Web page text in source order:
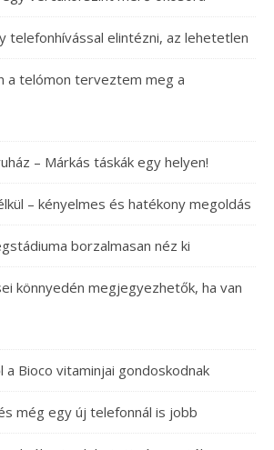
telefonhívással elintézni, az lehetetlen
a telómon terveztem meg a
– Márkás táskák egy helyen!
– kényelmes és hatékony megoldás
borzalmasan néz ki
könnyedén megjegyezhetők, ha van
a Bioco vitaminjai gondoskodnak
még egy új telefonnál is jobb